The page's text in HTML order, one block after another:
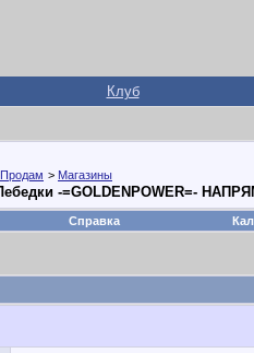
Клуб
> Магазины
-=GOLDENPOWER=-
Справка